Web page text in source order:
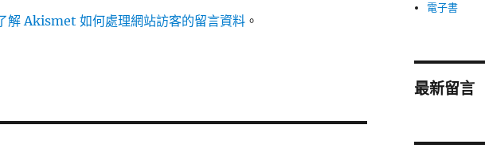
解 Akismet 如何處理網站訪客的留言資料 。
電子書
最新留言